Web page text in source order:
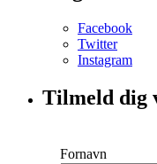
Facebook
Twitter
Instagram
Tilmeld dig
Fornavn